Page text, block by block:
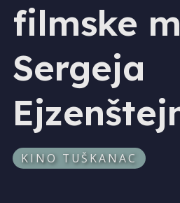
filmske
Sergeja
KINO TUŠKANAC